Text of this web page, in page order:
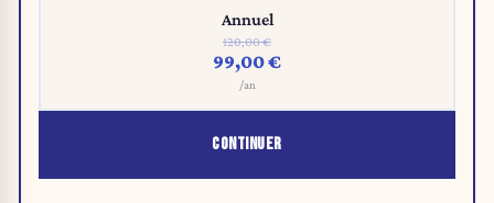
Annuel
120,00 €
99,00 €
/an
CONTINUER